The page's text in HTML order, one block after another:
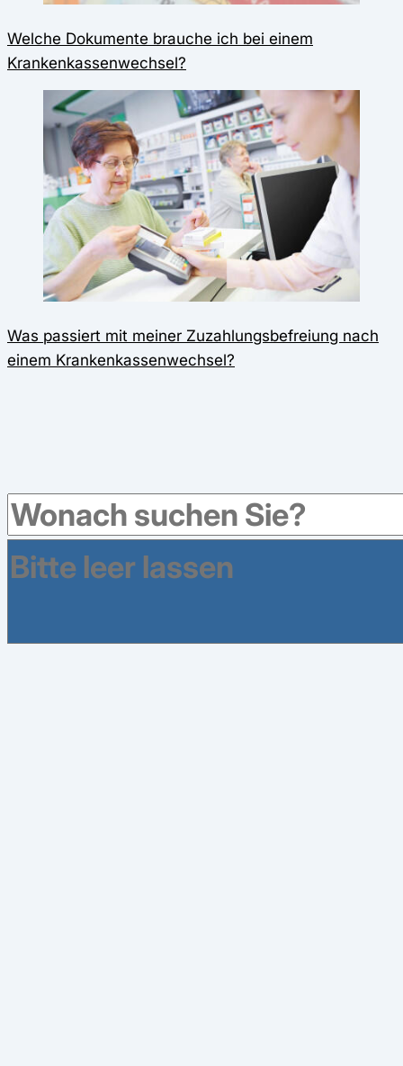
Welche Dokumente brauche ich bei einem
Krankenkassenwechsel?
Was passiert mit meiner Zuzahlungsbefreiung nach
einem Krankenkassenwechsel?